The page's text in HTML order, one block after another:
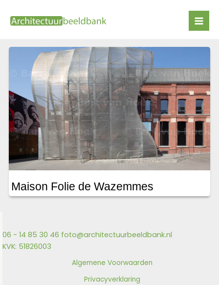
naar
NOX
Maison Folie de Wazemmes
06 - 14 85 30 46 foto@architectuurbeeldbank.nl
KVK: 51826003
Algemene Voorwaarden
Privacyverklaring